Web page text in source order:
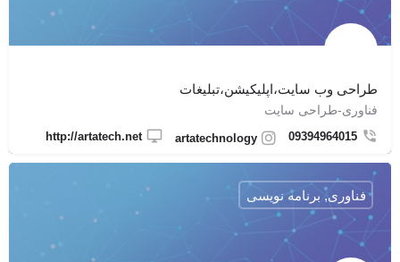
طراحی وب سایت،اپلیکیشن،تبلیغات
فناوری-طراحی سایت
09394964015
artatechnology
http://artatech.net
فناوری, برنامه نویسی